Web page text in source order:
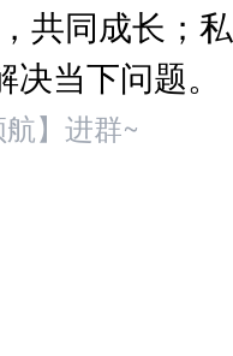
共同成长；私
当下问题。
】进群~